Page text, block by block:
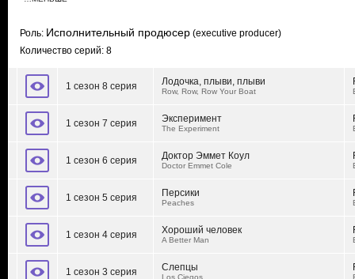
Роль: Исполнительный продюсер (executive producer)
Количество серий: 8
1 сезон 8 серия Лодочка, плыви, плыви
Row, Row, Row Your Boat
1 сезон 7 серия Эксперимент
The Experiment
1 сезон 6 серия Доктор Эммет Коул
Doctor Emmet Cole
1 сезон 5 серия Персики
Peaches
1 сезон 4 серия Хороший человек
A Better Man
1 сезон 3 серия Слепцы
Los Ciegos